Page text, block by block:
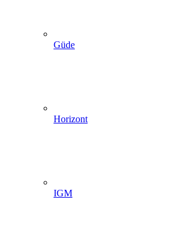
Güde
Horizont
IGM